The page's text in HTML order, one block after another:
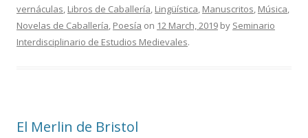
vernáculas, Libros de Caballería, Lingüística, Manuscritos, Música,
Novelas de Caballería, Poesía on 12 March, 2019 by Seminario
Interdisciplinario de Estudios Medievales.
El Merlin de Bristol